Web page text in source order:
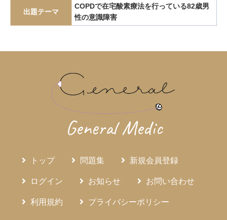
エリスロポエチン エルシニア腸炎
エロビキシバット
カリウムチャネル競合型胃酸抑制薬 カルチノイド
がん疼痛 がん薬物療法
ギランバレー症候群
クラミジア グラム染色
グラム陰性双球菌 クリプトスポリジウム症 グレリン
コレシストキニン コレステロール塞栓症
コレステロール結石 サルコイドーシス サルコペニア
ジクロロプロパン
出題テーマ
COPDで在宅酸素療法を行っている82歳男
性の意識障害
General Medic
トップ 問題集 新規会員登録
ログイン お知らせ お問い合わせ
利用規約 プライバシーポリシー